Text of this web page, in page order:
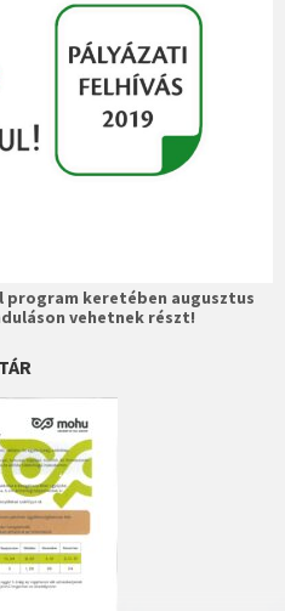
keretében augusztus
vehetnek részt!